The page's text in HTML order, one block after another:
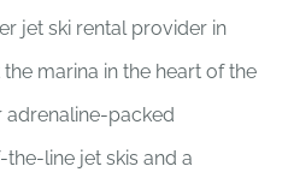
jet ski rental provider in
marina in the heart of the
adrenaline-packed
line jet skis and a